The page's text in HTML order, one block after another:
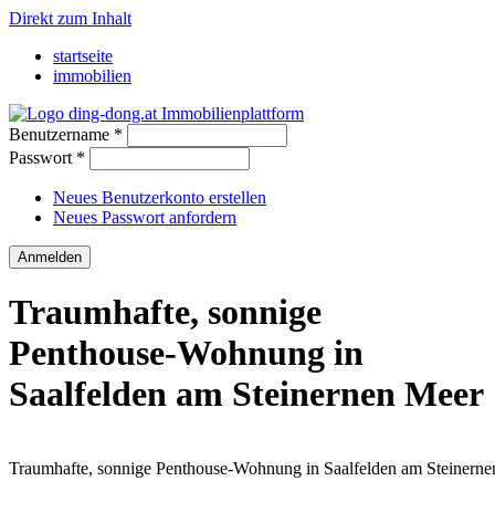
Direkt zum Inhalt
startseite
immobilien
Benutzername *
Passwort *
Neues Benutzerkonto erstellen
Neues Passwort anfordern
Traumhafte, sonnige
Penthouse-Wohnung in
Saalfelden am Steinernen Meer
Traumhafte, sonnige Penthouse-Wohnung in Saalfelden am